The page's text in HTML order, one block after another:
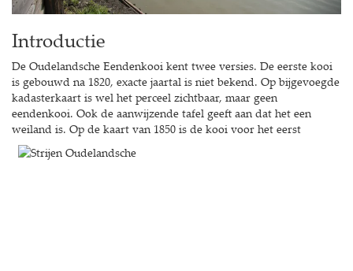
Introductie
De Oudelandsche Eendenkooi kent twee versies. De eerste kooi
is gebouwd na 1820, exacte jaartal is niet bekend. Op bijgevoegde
kadasterkaart is wel het perceel zichtbaar, maar geen
eendenkooi. Ook de aanwijzende tafel geeft aan dat het een
weiland is. Op de kaart van 1850 is de kooi voor het eerst